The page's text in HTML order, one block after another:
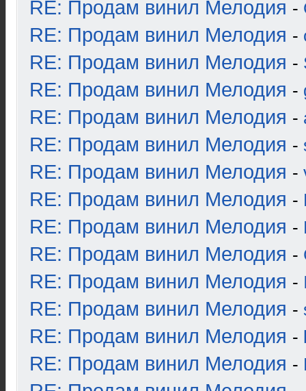
RE: Продам винил Мелодия -
RE: Продам винил Мелодия -
RE: Продам винил Мелодия -
RE: Продам винил Мелодия -
RE: Продам винил Мелодия -
RE: Продам винил Мелодия -
RE: Продам винил Мелодия -
RE: Продам винил Мелодия -
RE: Продам винил Мелодия -
RE: Продам винил Мелодия -
RE: Продам винил Мелодия -
RE: Продам винил Мелодия -
RE: Продам винил Мелодия -
RE: Продам винил Мелодия -